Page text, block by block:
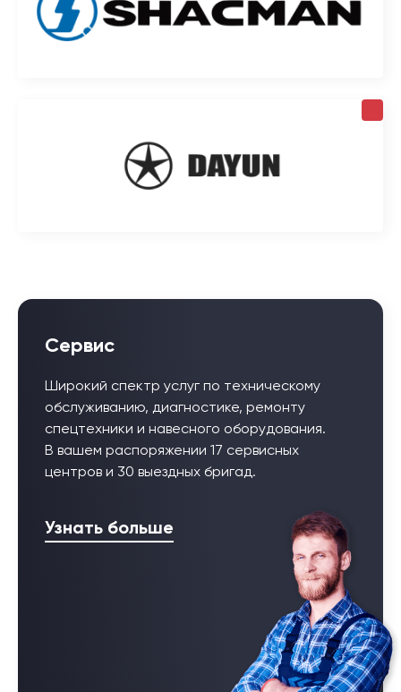
Сервис
Широкий спектр услуг по техническому
обслуживанию, диагностике, ремонту
спецтехники и навесного оборудования.
В вашем распоряжении 17 сервисных
центров и 30 выездных бригад.
Узнать больше